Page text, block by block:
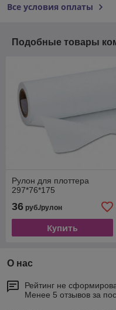
Все условия оплаты
Подобные товары
Рулон для плоттера
297*76*175
36 руб./рулон
Купить
О нас
Рейтинг не
Менее 5 отзывов за